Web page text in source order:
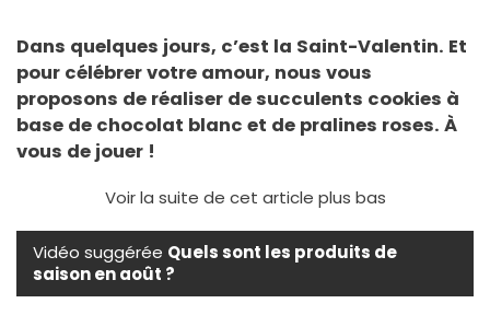
Dans quelques jours, c’est la Saint-Valentin. Et
pour célébrer votre amour, nous vous
proposons de réaliser de succulents cookies à
base de chocolat blanc et de pralines roses. À
vous de jouer !
Voir la suite de cet article plus bas
Vidéo suggérée Quels sont les produits de
saison en août ?